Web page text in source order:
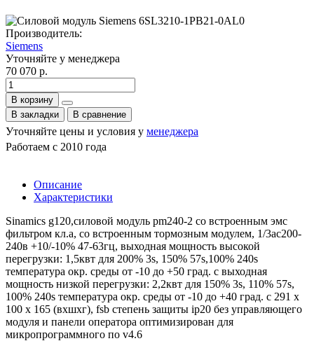
Производитель:
Siemens
Уточняйте у менеджера
70 070 р.
В корзину
В закладки
В сравнение
Уточняйте цены и условия у менеджера
Работаем с 2010 года
Описание
Характеристики
Sinamics g120,силовой модуль pm240-2 со встроенным эмс
фильтром кл.а, со встроенным тормозным модулем, 1/3ac200-
240в +10/-10% 47-63гц, выходная мощность высокой
перегрузки: 1,5квт для 200% 3s, 150% 57s,100% 240s
температура окр. среды от -10 до +50 град. c выходная
мощность низкой перегрузки: 2,2квт для 150% 3s, 110% 57s,
100% 240s температура окр. среды от -10 до +40 град. c 291 x
100 x 165 (вxшxг), fsb степень защиты ip20 без управляющего
модуля и панели оператора оптимизирован для
микропрограммного по v4.6